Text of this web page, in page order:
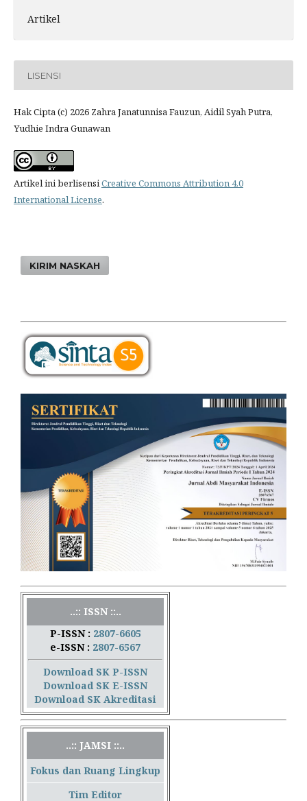
Artikel
LISENSI
Hak Cipta (c) 2026 Zahra Janatunnisa Fauzun, Aidil Syah Putra,
Yudhie Indra Gunawan
Artikel ini berlisensiCreative Commons Attribution 4.0
International License.
KIRIM NASKAH
..:: ISSN ::..
P-ISSN : 2807-6605
e-ISSN : 2807-6567
Download SK P-ISSN
Download SK E-ISSN
Download SK Akreditasi
..:: JAMSI ::..
Fokus dan Ruang Lingkup
Tim Editor